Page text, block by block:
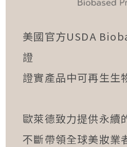
美國官方USDA
證
證實產品中可再生生
歐萊德致力提供永續
不斷帶領全球美妝業